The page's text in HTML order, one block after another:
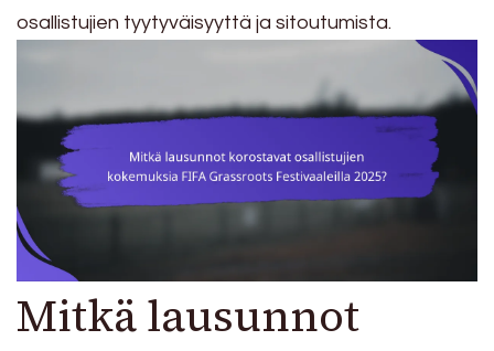
osallistujien tyytyväisyyttä ja sitoutumista.
Mitkä lausunnot